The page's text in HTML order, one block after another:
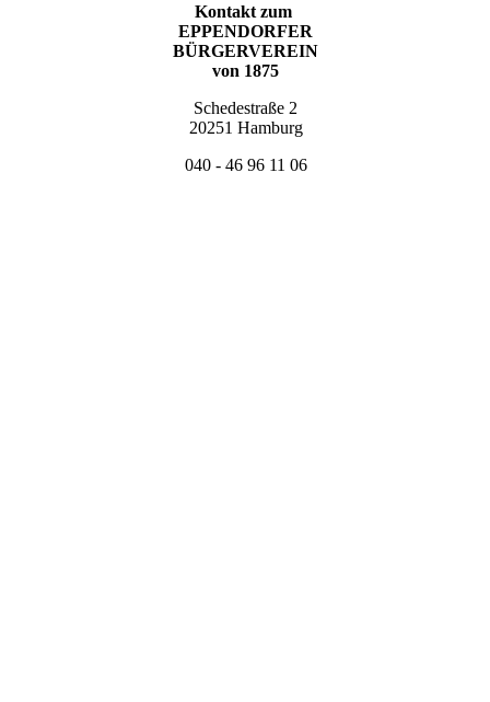
Kontakt zum
EPPENDORFER
BÜRGERVEREIN
von 1875
Schedestraße 2
20251 Hamburg
040 - 46 96 11 06